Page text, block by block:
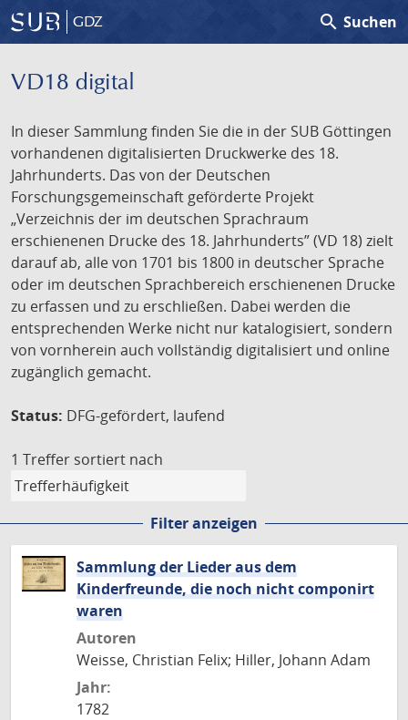
GDZ search Suchen
VD18 digital
In dieser Sammlung finden Sie die in der SUB Göttingen
vorhandenen digitalisierten Druckwerke des 18.
Jahrhunderts. Das von der Deutschen
Forschungsgemeinschaft geförderte Projekt
„Verzeichnis der im deutschen Sprachraum
erschienenen Drucke des 18. Jahrhunderts” (VD 18) zielt
darauf ab, alle von 1701 bis 1800 in deutscher Sprache
oder im deutschen Sprachbereich erschienenen Drucke
zu erfassen und zu erschließen. Dabei werden die
entsprechenden Werke nicht nur katalogisiert, sondern
von vornherein auch vollständig digitalisiert und online
zugänglich gemacht.
Status: DFG-gefördert, laufend
1 Treffer sortiert nach
Filter anzeigen
Sammlung der Lieder aus dem
Kinderfreunde, die noch nicht componirt
waren
Autoren
Weisse, Christian Felix; Hiller, Johann Adam
Jahr:
1782